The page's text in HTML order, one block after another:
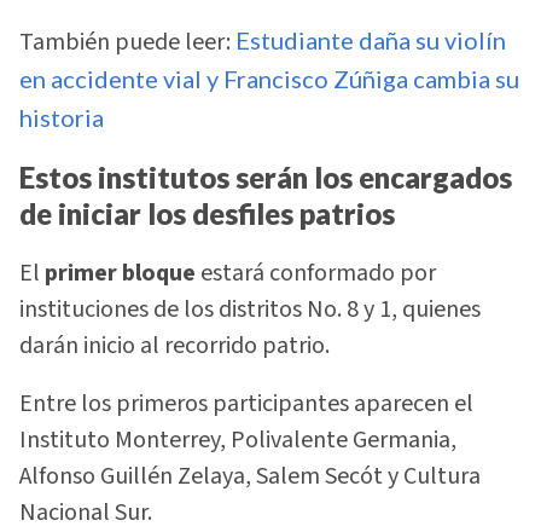
También puede leer: Estudiante daña su violín
en accidente vial y Francisco Zúñiga cambia su
historia
Estos institutos serán los encargados
de iniciar los desfiles patrios
El primer bloque estará conformado por
instituciones de los distritos No. 8 y 1, quienes
darán inicio al recorrido patrio.
Entre los primeros participantes aparecen el
Instituto Monterrey, Polivalente Germania,
Alfonso Guillén Zelaya, Salem Secót y Cultura
Nacional Sur.